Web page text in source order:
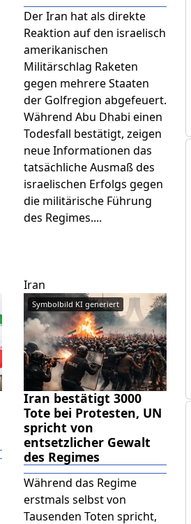
Der Iran hat als direkte
Reaktion auf den israelisch
amerikanischen
Militärschlag Raketen
gegen mehrere Staaten
der Golfregion abgefeuert.
Während Abu Dhabi einen
Todesfall bestätigt, zeigen
neue Informationen das
tatsächliche Ausmaß des
israelischen Erfolgs gegen
die militärische Führung
des Regimes....
Iran
Symbolbild KI generiert
Iran bestätigt 3000
Tote bei Protesten, UN
spricht von
entsetzlicher Gewalt
des Regimes
Während das Regime
erstmals selbst von
Tausenden Toten spricht,